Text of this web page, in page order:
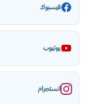
فيسبوك
يوتيوب
انستجرام